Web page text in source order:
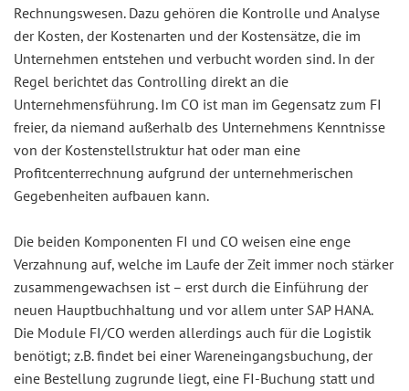
Rechnungswesen. Dazu gehören die Kontrolle und Analyse
der Kosten, der Kostenarten und der Kostensätze, die im
Unternehmen entstehen und verbucht worden sind. In der
Regel berichtet das Controlling direkt an die
Unternehmensführung. Im CO ist man im Gegensatz zum FI
freier, da niemand außerhalb des Unternehmens Kenntnisse
von der Kostenstellstruktur hat oder man eine
Profitcenterrechnung aufgrund der unternehmerischen
Gegebenheiten aufbauen kann.
Die beiden Komponenten FI und CO weisen eine enge
Verzahnung auf, welche im Laufe der Zeit immer noch stärker
zusammengewachsen ist – erst durch die Einführung der
neuen Hauptbuchhaltung und vor allem unter SAP HANA.
Die Module FI/CO werden allerdings auch für die Logistik
benötigt; z.B. findet bei einer Wareneingangsbuchung, der
eine Bestellung zugrunde liegt, eine FI-Buchung statt und